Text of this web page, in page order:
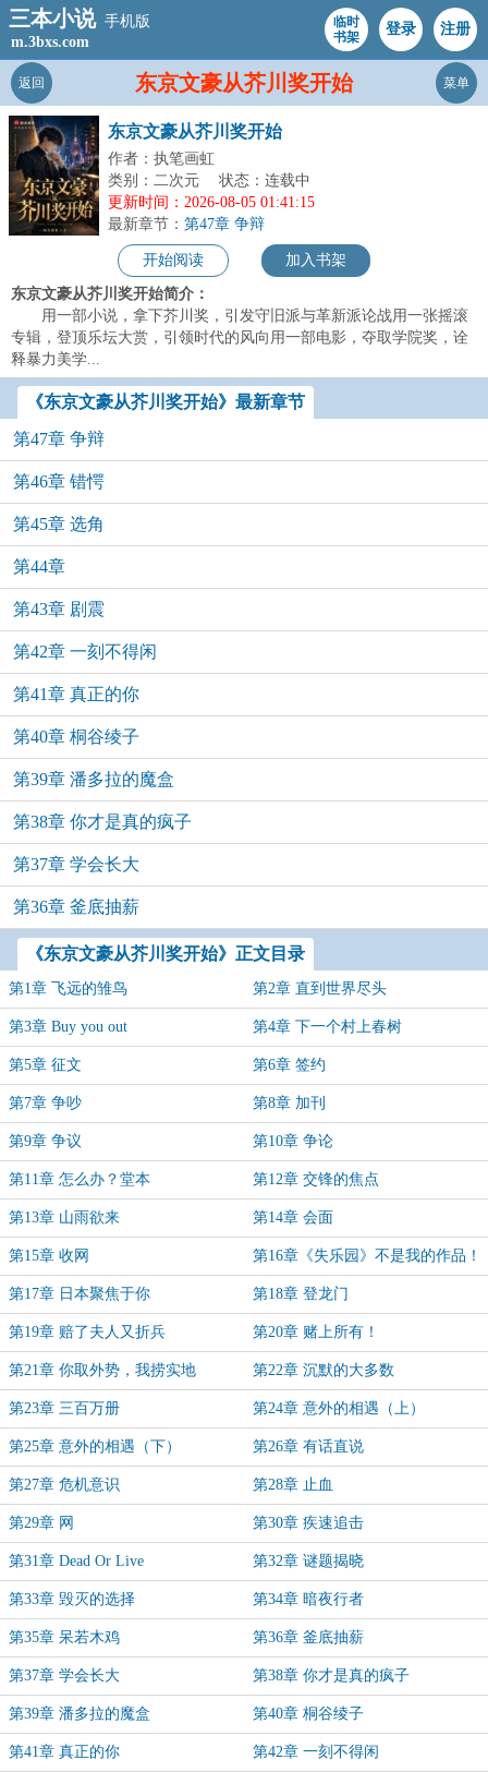
三本小说 手机版
m.3bxs.com
临时
书架
登录 注册
东京文豪从芥川奖开始
返回 菜单
东京文豪从芥川奖开始
作者：执笔画虹
类别：二次元
状态：连载中
更新时间：2026-08-05 01:41:15
最新章节： 第47章 争辩
开始阅读 加入书架
东京文豪从芥川奖开始简介：
用一部小说，拿下芥川奖，引发守旧派与革新派论战用一张摇滚
专辑，登顶乐坛大赏，引领时代的风向用一部电影，夺取学院奖，诠
释暴力美学...
《东京文豪从芥川奖开始》最新章节
第47章 争辩
第46章 错愕
第45章 选角
第44章
第43章 剧震
第42章 一刻不得闲
第41章 真正的你
第40章 桐谷绫子
第39章 潘多拉的魔盒
第38章 你才是真的疯子
第37章 学会长大
第36章 釜底抽薪
《东京文豪从芥川奖开始》正文目录
第1章 飞远的雏鸟 第2章 直到世界尽头
第3章 Buy you out 第4章 下一个村上春树
第5章 征文 第6章 签约
第7章 争吵 第8章 加刊
第9章 争议 第10章 争论
第11章 怎么办？堂本 第12章 交锋的焦点
第13章 山雨欲来 第14章 会面
第15章 收网 第16章《失乐园》不是我的作品！
第17章 日本聚焦于你 第18章 登龙门
第19章 赔了夫人又折兵 第20章 赌上所有！
第21章 你取外势，我捞实地 第22章 沉默的大多数
第23章 三百万册 第24章 意外的相遇（上）
第25章 意外的相遇（下） 第26章 有话直说
第27章 危机意识 第28章 止血
第29章 网 第30章 疾速追击
第31章 Dead Or Live 第32章 谜题揭晓
第33章 毁灭的选择 第34章 暗夜行者
第35章 呆若木鸡 第36章 釜底抽薪
第37章 学会长大 第38章 你才是真的疯子
第39章 潘多拉的魔盒 第40章 桐谷绫子
第41章 真正的你 第42章 一刻不得闲